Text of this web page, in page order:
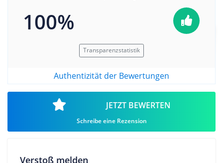
100%
Transparenzstatistik
Authentizität der Bewertungen
JETZT BEWERTEN
Schreibe eine Rezension
Verstoß melden